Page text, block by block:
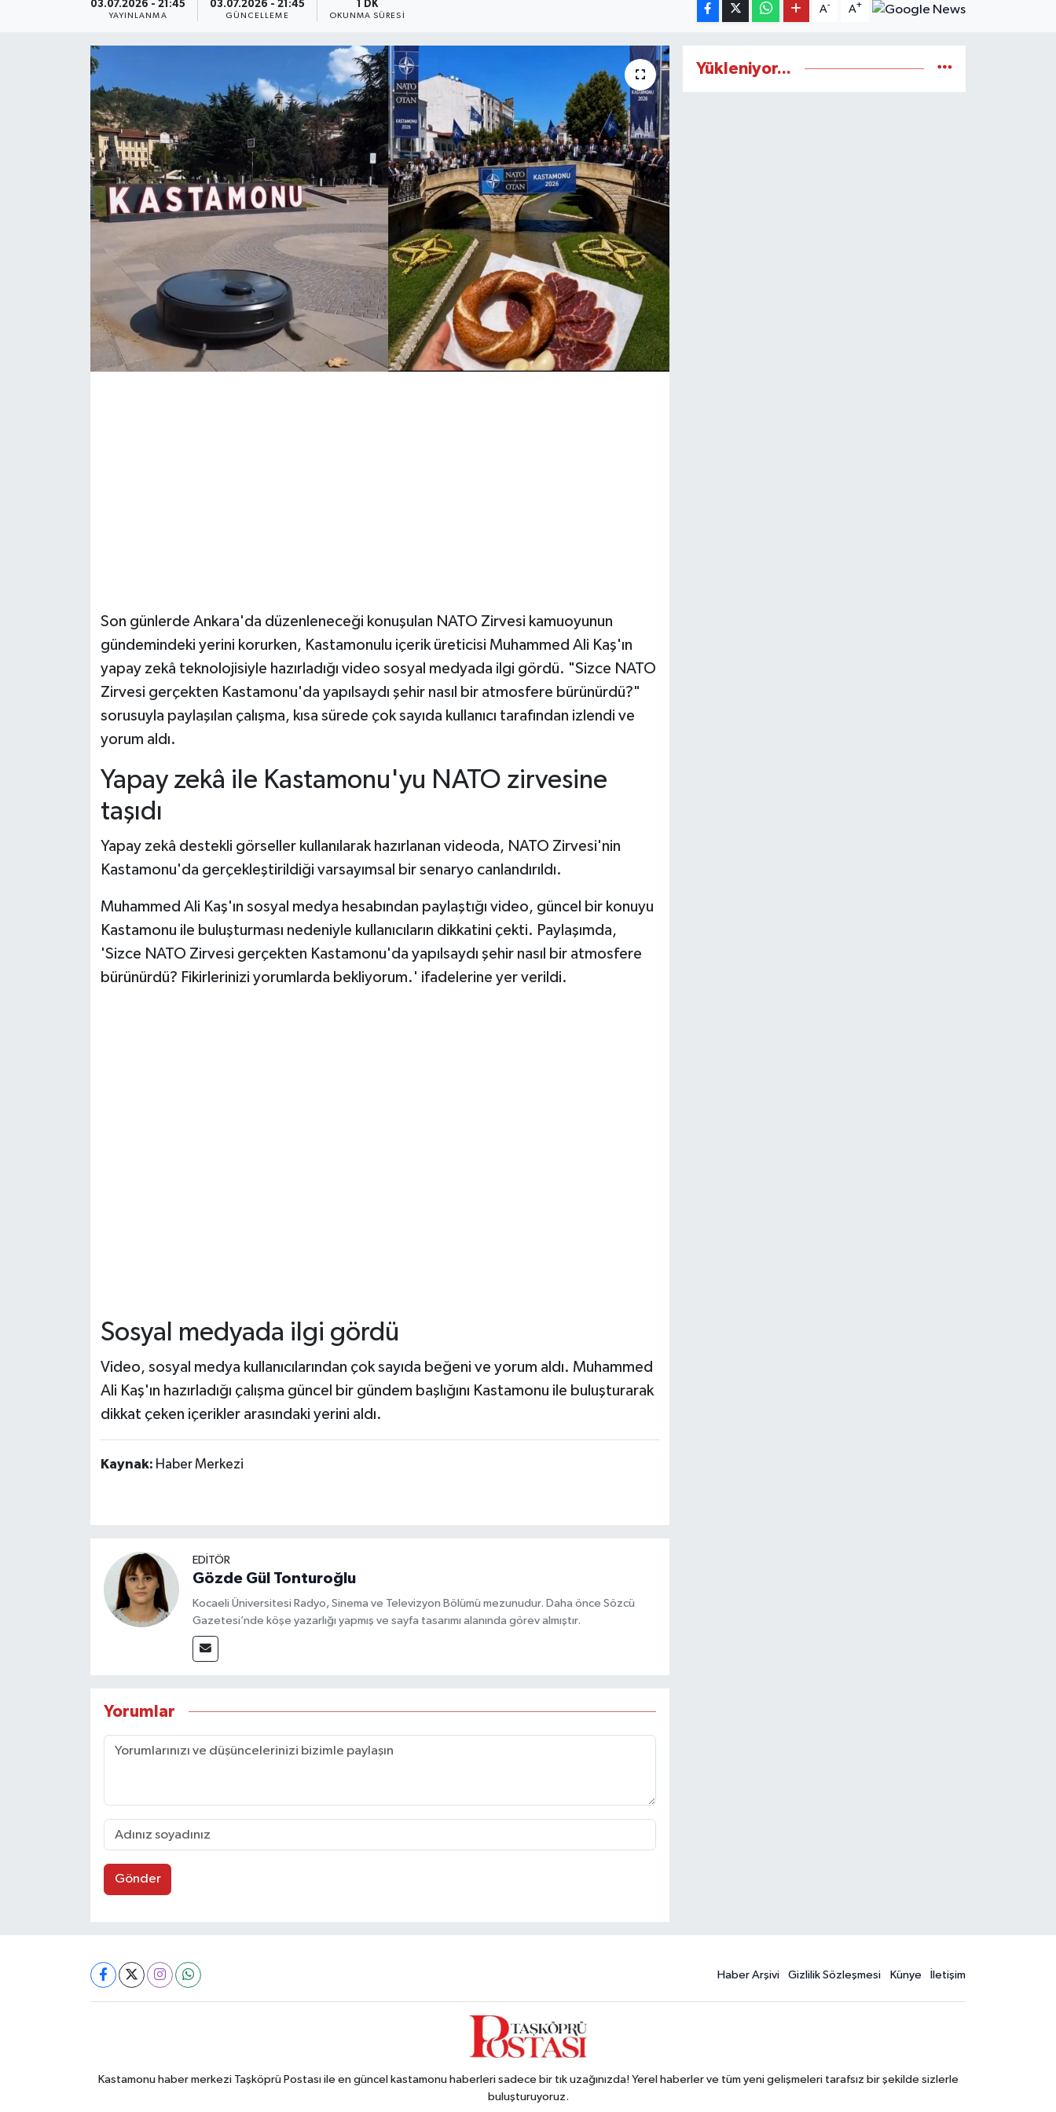
03.07.2026 - 21:45
YAYINLANMA
03.07.2026 - 21:45
GÜNCELLEME
1 DK
OKUNMA SÜRESI
A- A+
Son günlerde Ankara'da düzenleneceği konuşulan NATO Zirvesi kamuoyunun
gündemindeki yerini korurken, Kastamonulu içerik üreticisi Muhammed Ali Kaş'ın
yapay zekâ teknolojisiyle hazırladığı video sosyal medyada ilgi gördü. "Sizce NATO
Zirvesi gerçekten Kastamonu'da yapılsaydı şehir nasıl bir atmosfere bürünürdü?"
sorusuyla paylaşılan çalışma, kısa sürede çok sayıda kullanıcı tarafından izlendi ve
yorum aldı.
Yapay zekâ ile Kastamonu'yu NATO zirvesine
taşıdı
Yapay zekâ destekli görseller kullanılarak hazırlanan videoda, NATO Zirvesi'nin
Kastamonu'da gerçekleştirildiği varsayımsal bir senaryo canlandırıldı.
Muhammed Ali Kaş'ın sosyal medya hesabından paylaştığı video, güncel bir konuyu
Kastamonu ile buluşturması nedeniyle kullanıcıların dikkatini çekti. Paylaşımda,
'Sizce NATO Zirvesi gerçekten Kastamonu'da yapılsaydı şehir nasıl bir atmosfere
bürünürdü? Fikirlerinizi yorumlarda bekliyorum.' ifadelerine yer verildi.
Sosyal medyada ilgi gördü
Video, sosyal medya kullanıcılarından çok sayıda beğeni ve yorum aldı. Muhammed
Ali Kaş'ın hazırladığı çalışma güncel bir gündem başlığını Kastamonu ile buluşturarak
dikkat çeken içerikler arasındaki yerini aldı.
Kaynak: Haber Merkezi
EDİTÖR
Gözde Gül Tonturoğlu
Kocaeli Üniversitesi Radyo, Sinema ve Televizyon Bölümü mezunudur. Daha önce Sözcü
Gazetesi’nde köşe yazarlığı yapmış ve sayfa tasarımı alanında görev almıştır.
Yorumlar
Gönder
Yükleniyor...
Haber Arşivi Gizlilik Sözleşmesi Künye İletişim
Kastamonu haber merkezi Taşköprü Postası ile en güncel kastamonu haberleri sadece bir tık uzağınızda! Yerel haberler ve tüm yeni gelişmeleri tarafsız bir şekilde sizlerle
buluşturuyoruz.
Devrekani Haberleri
Doğanyurt Haberleri
Hanönü Haberleri
İhsangazi Haberleri
Küre Haberleri
Merkez Haberleri
Pınarbaşı Haberleri
Teknoloji Haberleri
Siyaset Haberleri
Yerel Haberler
Haber Arşivi